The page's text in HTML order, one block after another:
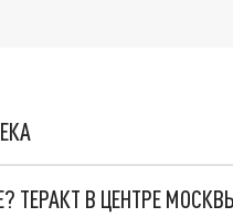
ТЕРАКТ В ЦЕНТРЕ